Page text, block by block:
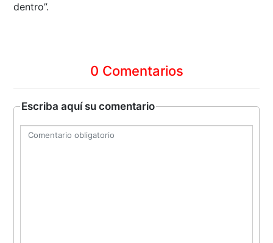
dentro”.
0 Comentarios
Escriba aquí su comentario